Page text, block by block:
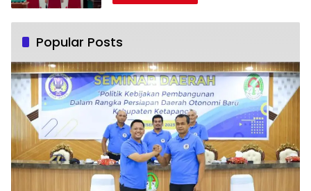
Popular Posts